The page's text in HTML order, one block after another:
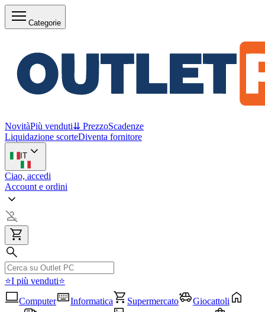
Categorie
NovitàPiù venduti⇊ PrezzoScadenze
Liquidazione scorteDiventa fornitore
IT
Ciao, accedi
Account e ordini
⭐I più venduti⭐
Computer
Informatica Supermercato
Giocattoli